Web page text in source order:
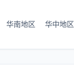
华南地区 华中地区